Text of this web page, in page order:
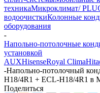
техникаМикроклимат/
водоочисткиКолонные
оборудования
-
Напольно-потолочные
установкой
AUXHisenseRoyal Clima
-Напольно-потолочный
H18/4R1 + ECL-H18/4R1 в
Поделиться